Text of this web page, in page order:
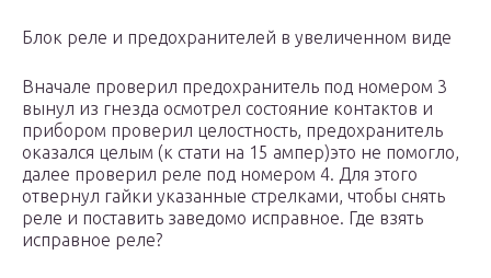
Блок реле и предохранителей в увеличенном виде
Вначале проверил предохранитель под номером 3
вынул из гнезда осмотрел состояние контактов и
прибором проверил целостность, предохранитель
оказался целым (к стати на 15 ампер)это не помогло,
далее проверил реле под номером 4. Для этого
отвернул гайки указанные стрелками, чтобы снять
реле и поставить заведомо исправное. Где взять
исправное реле?